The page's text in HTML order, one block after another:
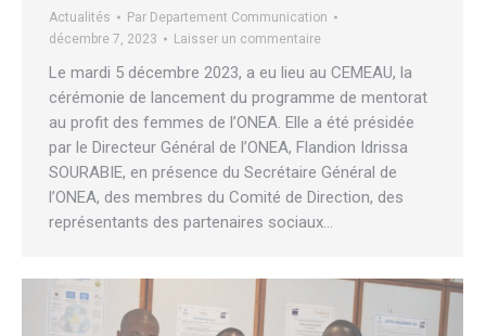
Actualités Par Departement Communication
décembre 7, 2023
Laisser un commentaire
Le mardi 5 décembre 2023, a eu lieu au CEMEAU, la
cérémonie de lancement du programme de mentorat
au profit des femmes de l’ONEA. Elle a été présidée
par le Directeur Général de l’ONEA, Flandion Idrissa
SOURABIE, en présence du Secrétaire Général de
l’ONEA, des membres du Comité de Direction, des
représentants des partenaires sociaux…